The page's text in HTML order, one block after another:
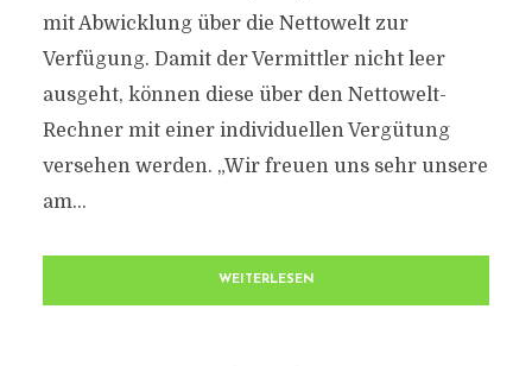
mit Abwicklung über die Nettowelt zur
Verfügung. Damit der Vermittler nicht leer
ausgeht, können diese über den Nettowelt-
Rechner mit einer individuellen Vergütung
versehen werden. „Wir freuen uns sehr unsere
am...
WEITERLESEN